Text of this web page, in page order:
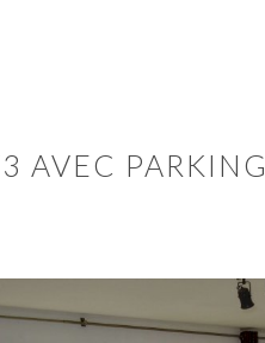
AVEC PARKING